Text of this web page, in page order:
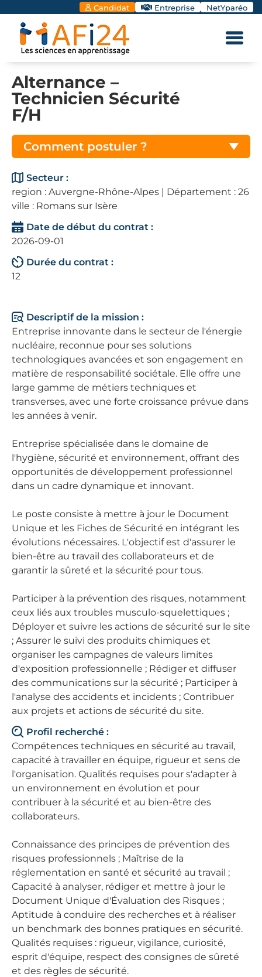
Candidat Entreprise NetYparéo
Alternance –
Technicien Sécurité
F/H
Comment postuler ?
Secteur :
region : Auvergne-Rhône-Alpes | Département : 26
ville : Romans sur Isère
Date de début du contrat :
2026-09-01
Durée du contrat :
12
Descriptif de la mission :
Entreprise innovante dans le secteur de l'énergie
nucléaire, reconnue pour ses solutions
technologiques avancées et son engagement en
matière de responsabilité sociétale. Elle offre une
large gamme de métiers techniques et
transverses, avec une forte croissance prévue dans
les années à venir.
Entreprise spécialisée dans le domaine de
l'hygiène, sécurité et environnement, offrant des
opportunités de développement professionnel
dans un cadre dynamique et innovant.
Le poste consiste à mettre à jour le Document
Unique et les Fiches de Sécurité en intégrant les
évolutions nécessaires. L'objectif est d'assurer le
bien-être au travail des collaborateurs et de
garantir la sûreté et la sécurité pour tous.
Participer à la prévention des risques, notamment
ceux liés aux troubles musculo-squelettiques ;
Déployer et suivre les actions de sécurité sur le site
; Assurer le suivi des produits chimiques et
organiser les campagnes de valeurs limites
d'exposition professionnelle ; Rédiger et diffuser
des communications sur la sécurité ; Participer à
l'analyse des accidents et incidents ; Contribuer
aux projets et actions de sécurité du site.
Profil recherché :
Compétences techniques en sécurité au travail,
capacité à travailler en équipe, rigueur et sens de
l'organisation. Qualités requises pour s'adapter à
un environnement en évolution et pour
contribuer à la sécurité et au bien-être des
collaborateurs.
Connaissance des principes de prévention des
risques professionnels ; Maîtrise de la
réglementation en santé et sécurité au travail ;
Capacité à analyser, rédiger et mettre à jour le
Document Unique d'Évaluation des Risques ;
Aptitude à conduire des recherches et à réaliser
un benchmark des bonnes pratiques en sécurité.
Qualités requises : rigueur, vigilance, curiosité,
esprit d'équipe, respect des consignes de sûreté
et des règles de sécurité.